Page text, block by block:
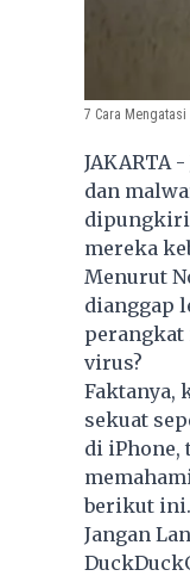
7 Cara
JAKARTA
dan
dipungkiri
mereka
Menurut
dianggap
perangkat
virus?
Faktanya,
sekuat
di iPhone,
berikut ini.
Jangan